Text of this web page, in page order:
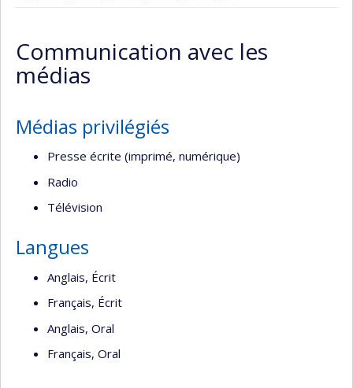
ResearchGate
Page
(faculté,département,école)
Site
de
Site
de
PubMedGoogle
Communication avec les
médias
Médias privilégiés
Presse écrite (imprimé, numérique)
Radio
Télévision
Langues
Anglais, Écrit
Français, Écrit
Anglais, Oral
Français, Oral